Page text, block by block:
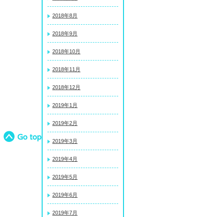
2018年8月
2018年9月
2018年10月
2018年11月
2018年12月
2019年1月
2019年2月
2019年3月
2019年4月
2019年5月
2019年6月
2019年7月